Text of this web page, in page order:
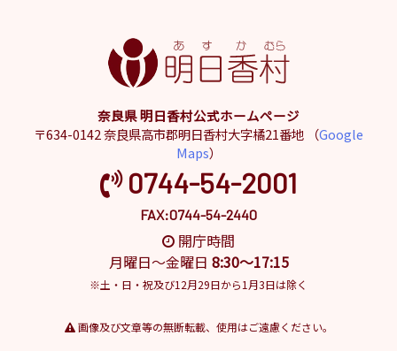
奈良県 明日香村公式ホームページ
〒634-0142 奈良県高市郡明日香村大字橘21番地 （Google
Maps）
0744-54-2001
FAX:0744-54-2440
開庁時間
月曜日～金曜日 8:30～17:15
※土・日・祝及び12月29日から1月3日は除く
画像及び文章等の無断転載、使用はご遠慮ください。